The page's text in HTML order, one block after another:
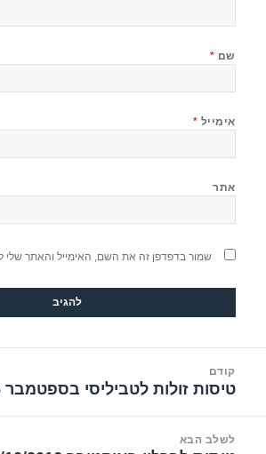
שם *
אימייל *
אתר
שמור בדפדפן זה את השם, האימייל והאתר
קודם
הפוסט
טיסות זולות לטביליסי בספטמבר 25/09/2016
לשלב הבא